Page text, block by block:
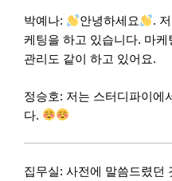
박예나: 안녕하세요
.
케팅을 하고 있습니다. 마
관리도 같이 하고 있어요.
정승호: 저는 스터디파이에
다.
집무실: 사전에 말씀드렸던